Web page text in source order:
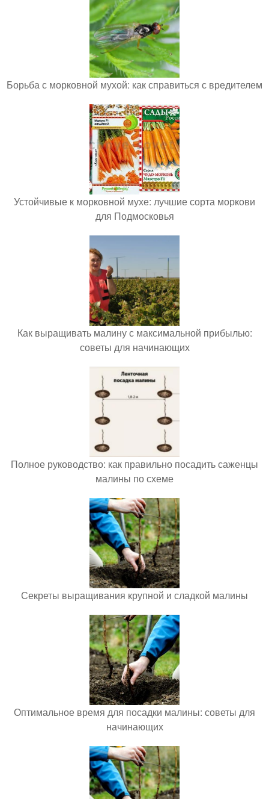
Борьба с морковной мухой: как справиться с вредителем
Устойчивые к морковной мухе: лучшие сорта моркови
для Подмосковья
Как выращивать малину с максимальной прибылью:
советы для начинающих
Полное руководство: как правильно посадить саженцы
малины по схеме
Секреты выращивания крупной и сладкой малины
Оптимальное время для посадки малины: советы для
начинающих